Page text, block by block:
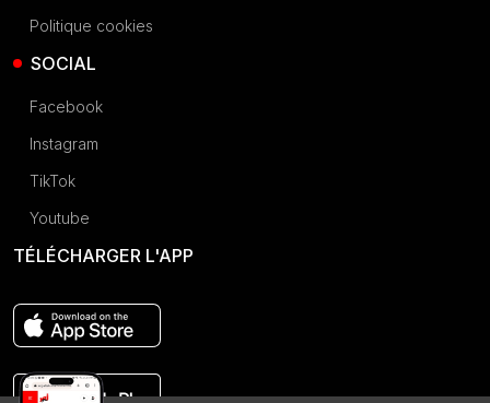
Politique cookies
SOCIAL
Facebook
Instagram
TikTok
Youtube
TÉLÉCHARGER L'APP